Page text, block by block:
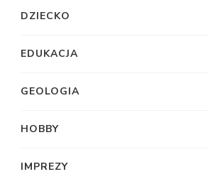
DZIECKO
EDUKACJA
GEOLOGIA
HOBBY
IMPREZY